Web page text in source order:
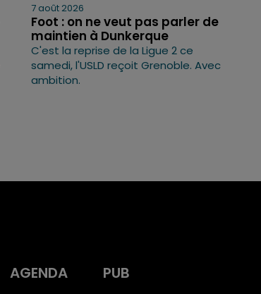
7 août 2026
Foot : on ne veut pas parler de
maintien à Dunkerque
C'est la reprise de la Ligue 2 ce
samedi, l'USLD reçoit Grenoble. Avec
ambition.
AGENDA PUB